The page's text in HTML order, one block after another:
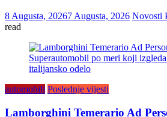
8 Augusta, 20267 Augusta, 2026 Novosti
read
automobili Poslednje vijesti
Lamborghini Temerario Ad